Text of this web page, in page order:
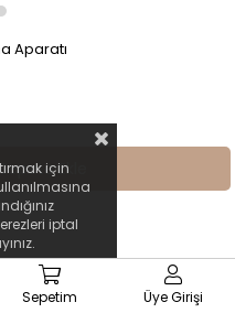
Aparatı
Sepete Ekle
için
iptal
Sepetim Üye Girişi